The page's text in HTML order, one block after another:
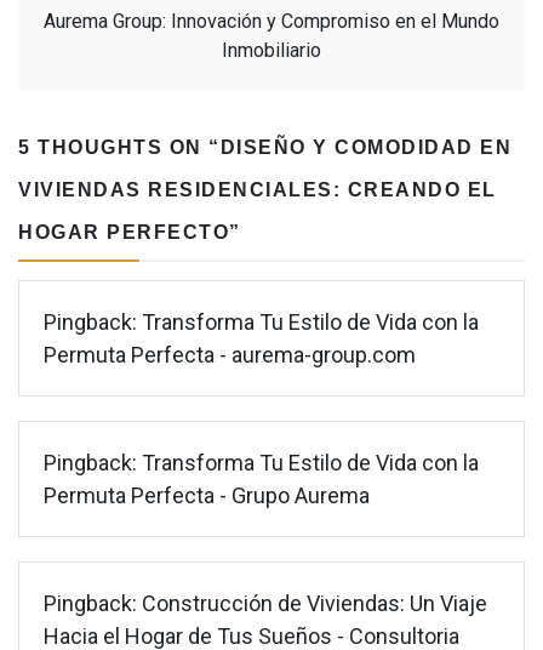
Aurema Group: Innovación y Compromiso en el Mundo
Inmobiliario
5 THOUGHTS ON “ DISEÑO Y COMODIDAD EN
VIVIENDAS RESIDENCIALES: CREANDO EL
HOGAR PERFECTO”
Pingback: Transforma Tu Estilo de Vida con la
Permuta Perfecta - aurema-group.com
Pingback: Transforma Tu Estilo de Vida con la
Permuta Perfecta - Grupo Aurema
Pingback: Construcción de Viviendas: Un Viaje
Hacia el Hogar de Tus Sueños - Consultoria